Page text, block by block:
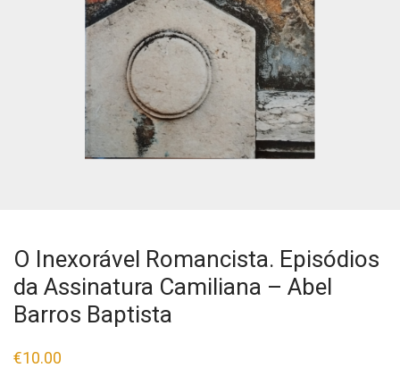
O Inexorável Romancista. Episódios
da Assinatura Camiliana – Abel
Barros Baptista
€10.00